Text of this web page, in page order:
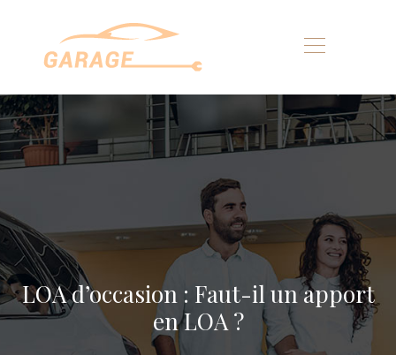
LOA d’occasion : Faut-il un apport
en LOA ?